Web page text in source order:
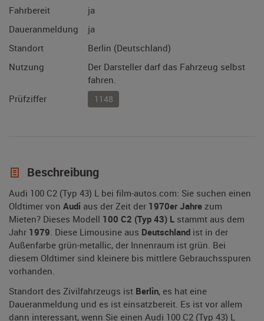
Fahrbereit
ja
Daueranmeldung
ja
Standort
Berlin (Deutschland)
Nutzung
Der Darsteller darf das Fahrzeug selbst
fahren.
Prüfziffer
1148
Beschreibung
Audi 100 C2 (Typ 43) L bei film-autos.com: Sie suchen einen
Oldtimer von Audi aus der Zeit der 1970er Jahre zum
Mieten? Dieses Modell 100 C2 (Typ 43) L stammt aus dem
Jahr 1979. Diese Limousine aus Deutschland ist in der
Außenfarbe grün-metallic, der Innenraum ist grün. Bei
diesem Oldtimer sind kleinere bis mittlere Gebrauchsspuren
vorhanden.
Standort des Zivilfahrzeugs ist Berlin, es hat eine
Daueranmeldung und es ist einsatzbereit. Es ist vor allem
dann interessant, wenn Sie einen Audi 100 C2 (Typ 43) L